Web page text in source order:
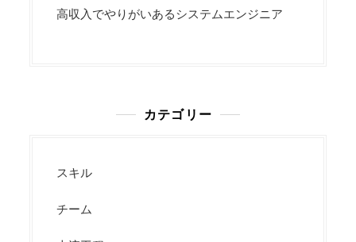
高収入でやりがいあるシステムエンジニア
カテゴリー
スキル
チーム